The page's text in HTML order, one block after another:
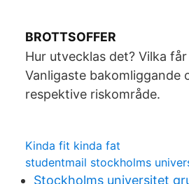
BROTTSOFFER
Hur utvecklas det? Vilka
Vanligaste bakomliggande
respektive riskområde.
Kinda fit kinda fat
studentmail stockholms
Stockholms universitet